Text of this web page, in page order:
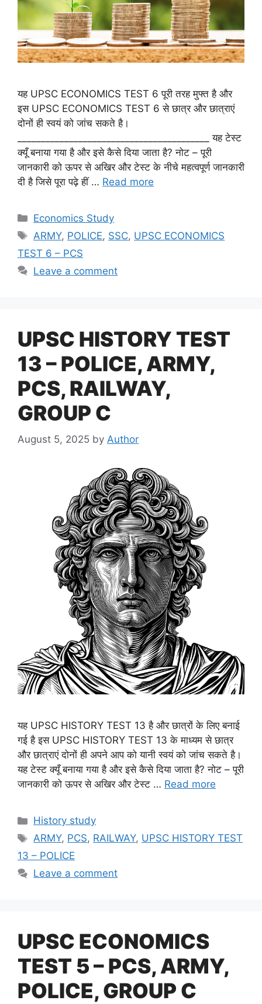
यह UPSC ECONOMICS TEST 6 पूरी तरह मुफ्त है और
इस UPSC ECONOMICS TEST 6 से छात्र और छात्राएं
दोनों ही स्वयं को जांच सकते है।
_________________________________________ यह टेस्ट
क्यूँ बनाया गया है और इसे कैसे दिया जाता है? नोट – पूरी
जानकारी को ऊपर से अखिर और टेस्ट के नीचे महत्वपूर्ण जानकारी
दी है जिसे पूरा पढ़े हीं … Read more
Categories
Economics Study
Tags
ARMY, POLICE, SSC, UPSC ECONOMICS
TEST 6 – PCS
Leave a comment
UPSC HISTORY TEST
13 – POLICE, ARMY,
PCS, RAILWAY,
GROUP C
August 5, 2025 by Author
यह UPSC HISTORY TEST 13 है और छात्रों के लिए बनाई
गई है इस UPSC HISTORY TEST 13 के माध्यम से छात्र
और छात्राएं दोनों ही अपने आप को यानी स्वयं को जांच सकते है।
यह टेस्ट क्यूँ बनाया गया है और इसे कैसे दिया जाता है? नोट – पूरी
जानकारी को ऊपर से अखिर और टेस्ट … Read more
Categories
History study
Tags
ARMY, PCS, RAILWAY, UPSC HISTORY TEST
13 – POLICE
Leave a comment
UPSC ECONOMICS
TEST 5 – PCS, ARMY,
POLICE, GROUP C